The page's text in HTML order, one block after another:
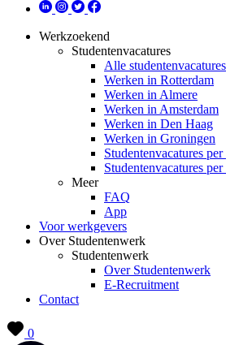
Werkzoekend
Studentenvacatures
Alle studentenvacatures
Werken in Rotterdam
Werken in Almere
Werken in Amsterdam
Werken in Den Haag
Werken in Groningen
Studentenvacatures per
Studentenvacatures
Meer
FAQ
App
Voor werkgevers
Over Studentenwerk
Studentenwerk
Over Studentenwerk
E-Recruitment
Contact
0